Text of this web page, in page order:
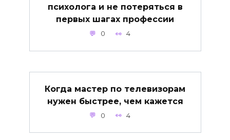
психолога и не потеряться в
первых шагах профессии
0 4
Когда мастер по телевизорам
нужен быстрее, чем кажется
0 4